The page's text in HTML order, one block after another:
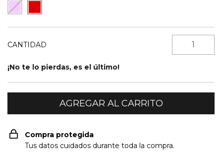
CANTIDAD
¡No te lo pierdas, es el último!
Compra protegida
Tus datos cuidados durante toda la compra.